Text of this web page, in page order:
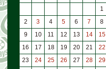
1
2
3 4 5 6 7
8
9
10 11 12 13 14
15
16
17 18 19 20 21
22
23
24 25 26 27 28
29